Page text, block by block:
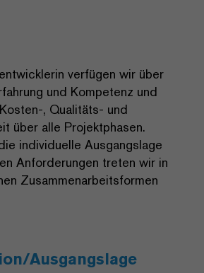
verfügen wir über
und Kompetenz und
, Qualitäts- und
über alle Projektphasen.
individuelle Ausgangslage
Anforderungen treten wir in
Zusammenarbeitsformen
Ausgangslage